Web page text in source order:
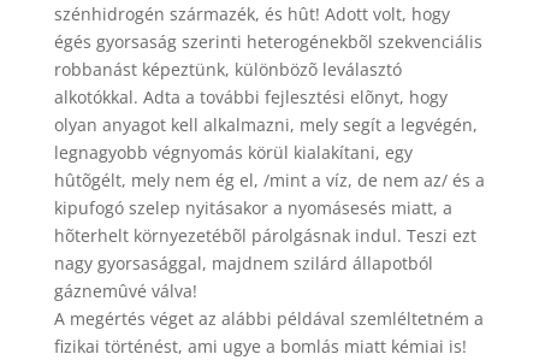
szénhidrogén származék, és hût! Adott volt, hogy
égés gyorsaság szerinti heterogénekbõl szekvenciális
robbanást képeztünk, különbözõ leválasztó
alkotókkal. Adta a további fejlesztési elõnyt, hogy
olyan anyagot kell alkalmazni, mely segít a legvégén,
legnagyobb végnyomás körül kialakítani, egy
hûtõgélt, mely nem ég el, /mint a víz, de nem az/ és a
kipufogó szelep nyitásakor a nyomásesés miatt, a
hõterhelt környezetébõl párolgásnak indul. Teszi ezt
nagy gyorsasággal, majdnem szilárd állapotból
gáznemûvé válva!
A megértés véget az alábbi példával szemléltetném a
fizikai történést, ami ugye a bomlás miatt kémiai is!